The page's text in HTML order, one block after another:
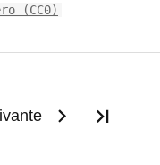
(CC0)